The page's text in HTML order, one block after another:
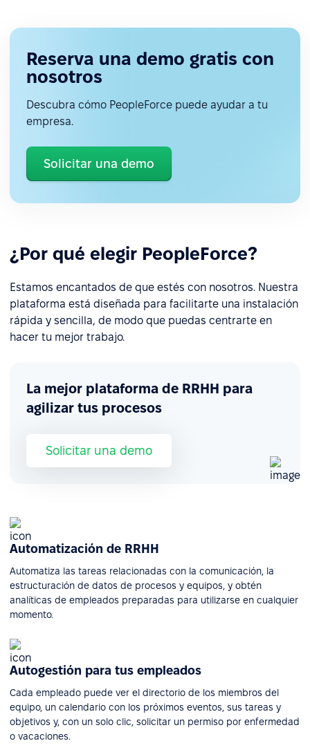
Reserva una demo gratis con
nosotros
Descubra cómo PeopleForce puede ayudar a tu
empresa.
Solicitar una demo
¿Por qué elegir PeopleForce?
Estamos encantados de que estés con nosotros. Nuestra
plataforma está diseñada para facilitarte una instalación
rápida y sencilla, de modo que puedas centrarte en
hacer tu mejor trabajo.
La mejor plataforma de RRHH para
agilizar tus procesos
Solicitar una demo
Automatización de RRHH
Automatiza las tareas relacionadas con la comunicación, la
estructuración de datos de procesos y equipos, y obtén
analíticas de empleados preparadas para utilizarse en cualquier
momento.
Autogestión para tus empleados
Cada empleado puede ver el directorio de los miembros del
equipo, un calendario con los próximos eventos, sus tareas y
objetivos y, con un solo clic, solicitar un permiso por enfermedad
o vacaciones.